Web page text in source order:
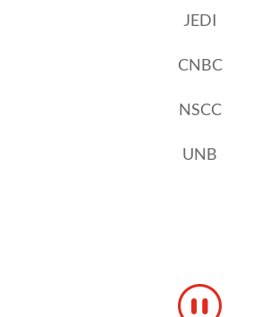
JEDI
CNBC
NSCC
UNB
_